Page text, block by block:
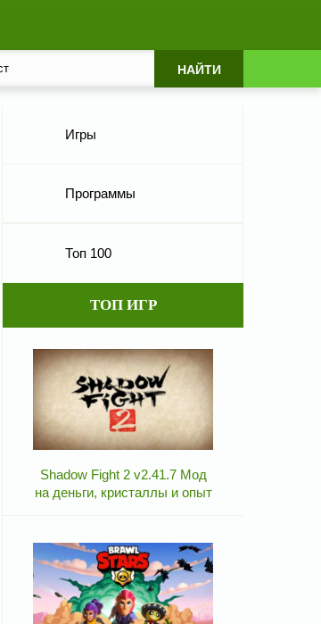
Игры
Программы
Топ 100
ТОП ИГР
Shadow Fight 2 v2.41.7 Мод
на деньги, кристаллы и опыт